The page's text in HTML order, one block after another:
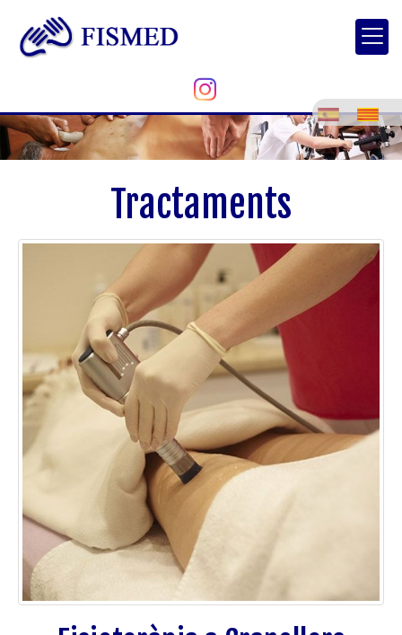
Tractaments